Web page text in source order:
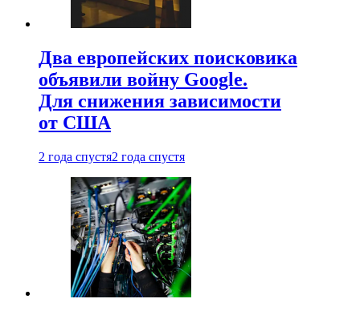
Два европейских поисковика
объявили войну Google.
Для снижения зависимости
от США
2 года спустя2 года спустя